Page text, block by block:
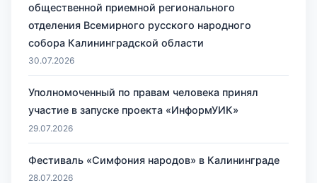
общественной приемной регионального
отделения Всемирного русского народного
собора Калининградской области
30.07.2026
Уполномоченный по правам человека принял
участие в запуске проекта «ИнформУИК»
29.07.2026
Фестиваль «Симфония народов» в Калининграде
28.07.2026